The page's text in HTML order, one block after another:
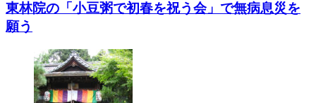
東林院の「小豆粥で初春を祝う会」で無病息災を
願う